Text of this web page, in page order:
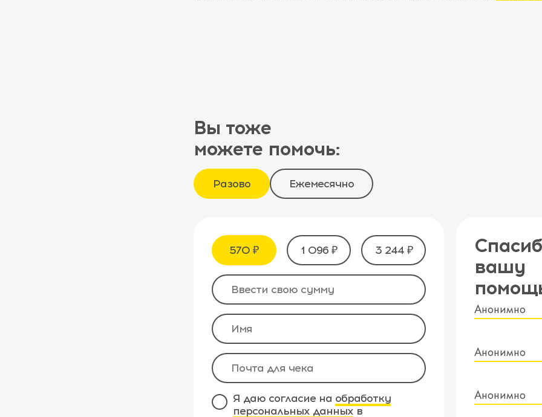
Вы тоже
можете помочь:
Разово Ежемесячно
570 ₽ 1 096 ₽ 3 244 ₽
Я даю согласие на обработку
персональных данных в
вашу
Анонимно
Анонимно
Анонимно